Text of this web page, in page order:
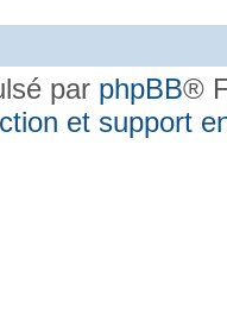
par phpBB®
et support